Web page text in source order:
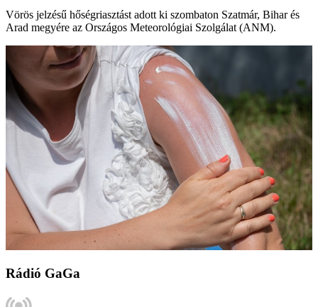
Vörös jelzésű hőségriasztást adott ki szombaton Szatmár, Bihar és
Arad megyére az Országos Meteorológiai Szolgálat (ANM).
Rádió GaGa